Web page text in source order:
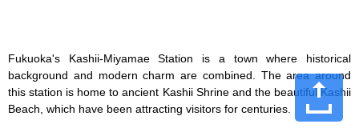
Fukuoka's Kashii-Miyamae Station is a town where historical
background and modern charm are combined. The area around
this station is home to ancient Kashii Shrine and the beautiful Kashii
Beach, which have been attracting visitors for centuries.